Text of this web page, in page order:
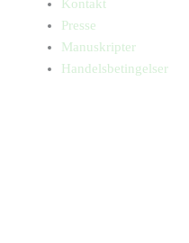
Kontakt
Presse
Manuskripter
Handelsbetingelser